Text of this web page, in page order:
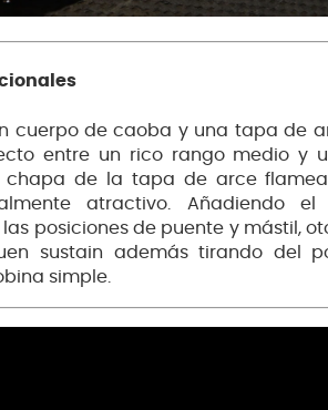
cuerpo de caoba y una tapa de
entre un rico rango medio y
chapa de la tapa de arce
atractivo. Añadiendo
las posiciones de puente y mástil,
sustain además tirando del
simple.